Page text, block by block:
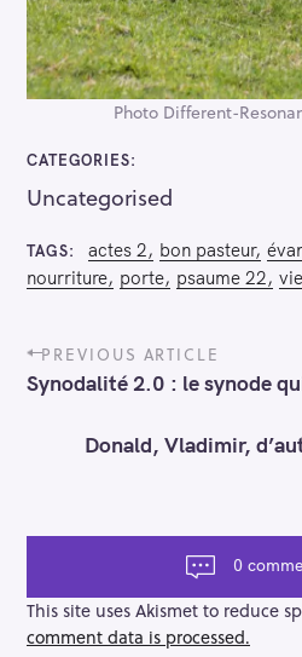
Photo Different-
CATEGORIES
Uncategorised
TAGS actes 2 bon pasteur
nourriture porte psaume 22 vie
P
o
s
g
t
i
o
PREVIOUS ARTICLE
Synodalité 2.0 : le synode
Donald, Vladimir,
0
This site uses Akismet to reduce
comment data is processed.